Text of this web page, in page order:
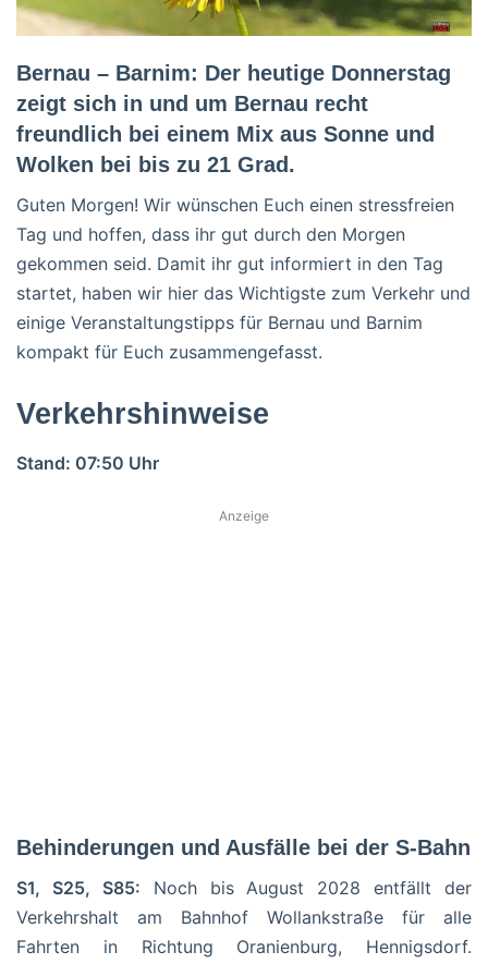
Bernau – Barnim: Der heutige Donnerstag
zeigt sich in und um Bernau recht
freundlich bei einem Mix aus Sonne und
Wolken bei bis zu 21 Grad.
Guten Morgen! Wir wünschen Euch einen stressfreien
Tag und hoffen, dass ihr gut durch den Morgen
gekommen seid. Damit ihr gut informiert in den Tag
startet, haben wir hier das Wichtigste zum Verkehr und
einige Veranstaltungstipps für Bernau und Barnim
kompakt für Euch zusammengefasst.
Verkehrshinweise
Stand: 07:50 Uhr
Anzeige
Behinderungen und Ausfälle bei der S-Bahn
S1, S25, S85: Noch bis August 2028 entfällt der
Verkehrshalt am Bahnhof Wollankstraße für alle
Fahrten in Richtung Oranienburg, Hennigsdorf.